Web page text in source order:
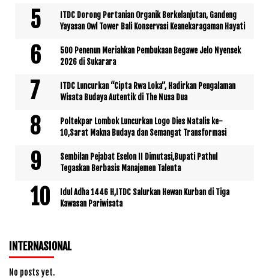
ITDC Dorong Pertanian Organik Berkelanjutan, Gandeng
Yayasan Owl Tower Bali Konservasi Keanekaragaman Hayati
500 Penenun Meriahkan Pembukaan Begawe Jelo Nyensek
2026 di Sukarara
ITDC Luncurkan “Cipta Rwa Loka”, Hadirkan Pengalaman
Wisata Budaya Autentik di The Nusa Dua
Poltekpar Lombok Luncurkan Logo Dies Natalis ke-
10,Sarat Makna Budaya dan Semangat Transformasi
Sembilan Pejabat Eselon II Dimutasi,Bupati Pathul
Tegaskan Berbasis Manajemen Talenta
Idul Adha 1446 H,ITDC Salurkan Hewan Kurban di Tiga
Kawasan Pariwisata
INTERNASIONAL
No posts yet.